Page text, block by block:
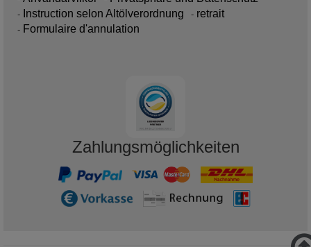
Instruction selon Altölverordnung
retrait
Formulaire d'annulation
Zahlungsmöglichkeiten